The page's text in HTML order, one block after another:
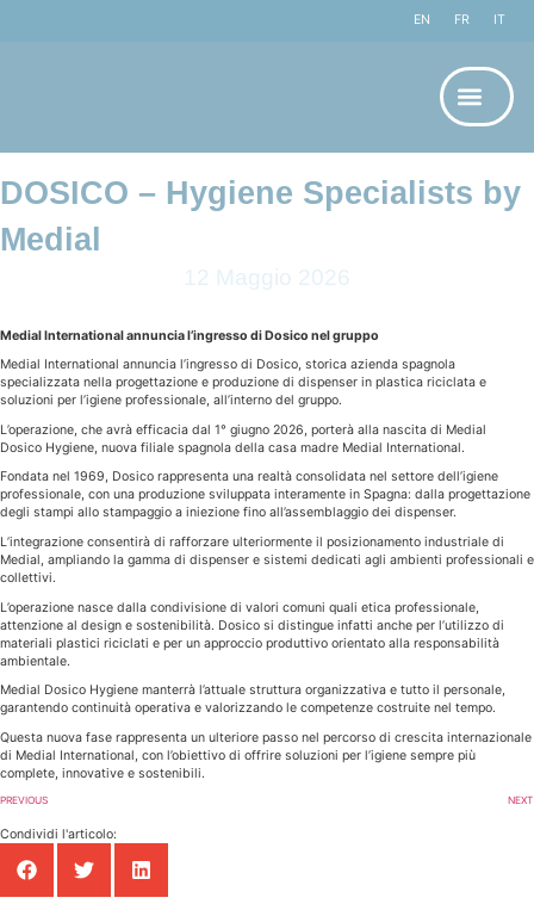
EN FR IT
DOSICO – Hygiene Specialists by
Medial
12 Maggio 2026
Medial International annuncia l’ingresso di Dosico nel gruppo
Medial International annuncia l’ingresso di Dosico, storica azienda spagnola
specializzata nella progettazione e produzione di dispenser in plastica riciclata e
soluzioni per l’igiene professionale, all’interno del gruppo.
L’operazione, che avrà efficacia dal 1° giugno 2026, porterà alla nascita di Medial
Dosico Hygiene, nuova filiale spagnola della casa madre Medial International.
Fondata nel 1969, Dosico rappresenta una realtà consolidata nel settore dell’igiene
professionale, con una produzione sviluppata interamente in Spagna: dalla progettazione
degli stampi allo stampaggio a iniezione fino all’assemblaggio dei dispenser.
L’integrazione consentirà di rafforzare ulteriormente il posizionamento industriale di
Medial, ampliando la gamma di dispenser e sistemi dedicati agli ambienti professionali e
collettivi.
L’operazione nasce dalla condivisione di valori comuni quali etica professionale,
attenzione al design e sostenibilità. Dosico si distingue infatti anche per l’utilizzo di
materiali plastici riciclati e per un approccio produttivo orientato alla responsabilità
ambientale.
Medial Dosico Hygiene manterrà l’attuale struttura organizzativa e tutto il personale,
garantendo continuità operativa e valorizzando le competenze costruite nel tempo.
Questa nuova fase rappresenta un ulteriore passo nel percorso di crescita internazionale
di Medial International, con l’obiettivo di offrire soluzioni per l’igiene sempre più
complete, innovative e sostenibili.
PREVIOUS NEXT
Condividi l'articolo: